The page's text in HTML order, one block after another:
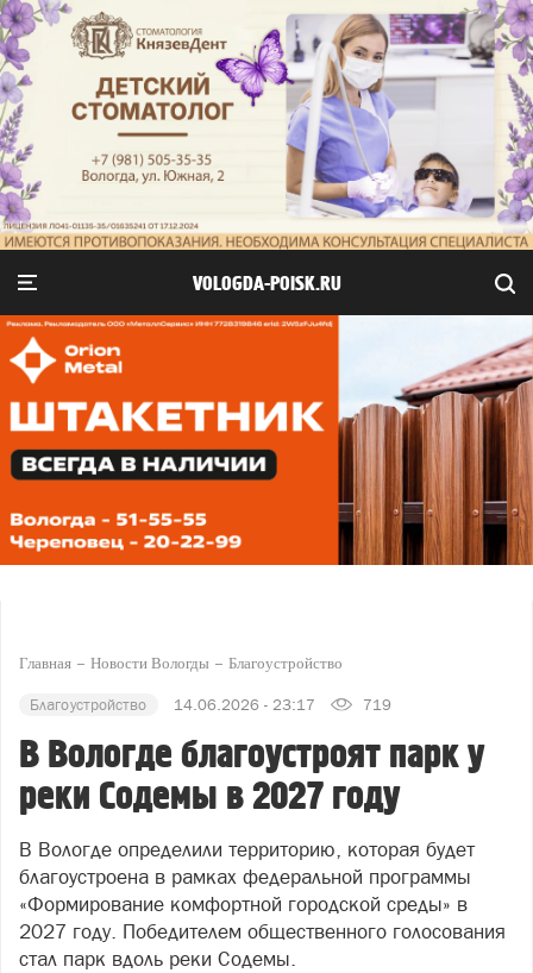
VOLOGDA-POISK.RU
Главная Новости Вологды Благоустройство
Благоустройство 14.06.2026 - 23:17 719
В Вологде благоустроят парк у
реки Содемы в 2027 году
В Вологде определили территорию, которая будет
благоустроена в рамках федеральной программы
«Формирование комфортной городской среды» в
2027 году. Победителем общественного голосования
стал парк вдоль реки Содемы.